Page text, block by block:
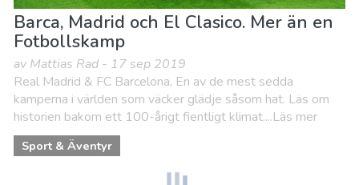
Barca, Madrid och El Clasico. Mer än en
Fotbollskamp
av Mattias Rad - 17 sep 2019
Real Madrid & FC Barcelona, En av de mest sedda
kamperna i världen som väcker glädje såsom hat. Läs om
historien bakom ett 100-årigt fientligt klimat....Läs mer
Sport & Äventyr